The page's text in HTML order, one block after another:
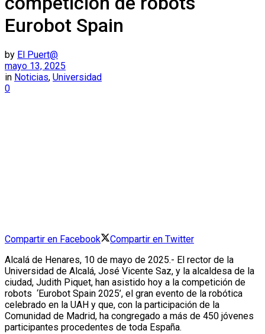
Eurobot Spain
by El Puert@
mayo 13, 2025
in Noticias, Universidad
0
Compartir en Facebook
Compartir en Twitter
Alcalá de Henares, 10 de mayo de 2025.- El rector de la
Universidad de Alcalá, José Vicente Saz, y la alcaldesa de la
ciudad, Judith Piquet, han asistido hoy a la competición de
robots ‘Eurobot Spain 2025’, el gran evento de la robótica
celebrado en la UAH y que, con la participación de la
Comunidad de Madrid, ha congregado a más de 450 jóvenes
participantes procedentes de toda España.